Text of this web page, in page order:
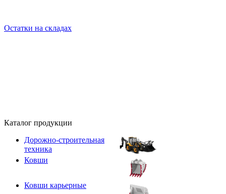
Остатки на складах
Каталог продукции
Дорожно-строительная
техника
Ковши
Ковши карьерные